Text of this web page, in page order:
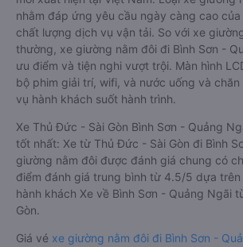
nhằm đáp ứng yêu cầu ngày càng cao
chất lượng dịch vụ vận tải. So với xe
thường, xe giường nằm đôi đi Bình Sơn -
ưu điểm và tiện nghi vượt trội. Màn hình
bộ phim giải trí, wifi, và nước uống và
vụ hành khách suốt hành trình.
Xe Thủ Đức - Sài Gòn Bình Sơn - Quảng
tốt nhất: Xe từ Thủ Đức - Sài Gòn đi Bình
giường nằm đôi được đánh giá chung có
điểm đánh giá trung bình từ 4.5/5 dựa trên
hành khách Xe về Bình Sơn - Quảng Ngãi
Gòn.
Giá vé xe giường nằm đôi đi Bình Sơn -